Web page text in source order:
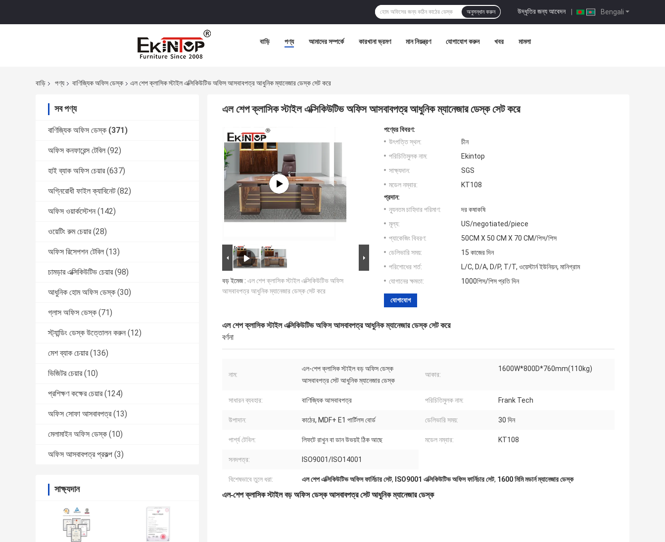
Bengali
উদ্ধৃতির জন্য আবেদন |
অনুসন্ধান করুন
বাড়ি পণ্য আমাদের সম্পর্কে কারখানা ভ্রমণ মান নিয়ন্ত্রণ যোগাযোগ করুন খবর মামলা
বাড়ি পণ্য বাণিজ্যিক অফিস ডেস্ক এল শেপ ক্লাসিক স্টাইল এক্সিকিউটিভ অফিস আসবাবপত্র আধুনিক ম্যানেজার ডেস্ক সেট করে
সব পণ্য
বাণিজ্যিক অফিস ডেস্ক (371)
অফিস কনফারেন্স টেবিল (92)
হাই ব্যাক অফিস চেয়ার (637)
অগ্নিরোধী ফাইল ক্যাবিনেট (82)
অফিস ওয়ার্কস্টেশন (142)
ওয়েটিং রুম চেয়ার (28)
অফিস রিসেপশন টেবিল (13)
চামড়ার এক্সিকিউটিভ চেয়ার (98)
আধুনিক হোম অফিস ডেস্ক (30)
গ্লাস অফিস ডেস্ক (71)
স্ট্যান্ডিং ডেস্ক উত্তোলন করুন (12)
মেশ ব্যাক চেয়ার (136)
ভিজিটর চেয়ার (10)
প্রশিক্ষণ কক্ষের চেয়ার (124)
অফিস সোফা আসবাবপত্র (13)
মেলামাইন অফিস ডেস্ক (10)
অফিস আসবাবপত্র প্রকল্প (3)
সাক্ষ্যদান
এল শেপ ক্লাসিক স্টাইল এক্সিকিউটিভ অফিস আসবাবপত্র আধুনিক ম্যানেজার ডেস্ক সেট করে
বড় ইমেজ : এল শেপ ক্লাসিক স্টাইল এক্সিকিউটিভ অফিস
আসবাবপত্র আধুনিক ম্যানেজার ডেস্ক সেট করে
পণ্যের বিবরণ:
উৎপত্তি স্থল:
চীন
পরিচিতিমুলক নাম:
Ekintop
সাক্ষ্যদান:
SGS
মডেল নম্বার:
KT108
প্রদান:
ন্যূনতম চাহিদার পরিমাণ:
দর কষাকষি
মূল্য:
US/negotiated/piece
প্যাকেজিং বিবরণ:
50CM X 50 CM X 70 CM/পিস/পিস
ডেলিভারি সময়:
15 কাজের দিন
পরিশোধের শর্ত:
L/C, D/A, D/P, T/T, ওয়েস্টার্ন ইউনিয়ন, মানিগ্রাম
যোগানের ক্ষমতা:
1000পিস/পিস প্রতি দিন
যোগাযোগ
এল শেপ ক্লাসিক স্টাইল এক্সিকিউটিভ অফিস আসবাবপত্র আধুনিক ম্যানেজার ডেস্ক সেট করে
বর্ণনা
নাম:
এল-শেপ ক্লাসিক স্টাইল বড় অফিস ডেস্ক
আসবাবপত্র সেট আধুনিক ম্যানেজার ডেস্ক
আকার:
1600W*800D*760mm(110kg)
সাধারন ব্যবহার: বাণিজ্যিক আসবাবপত্র পরিচিতিমুলক নাম: Frank Tech
উপাদান: কাঠের, MDF+ E1 পার্টিলস বোর্ড ডেলিভারি সময়: 30 দিন
পার্শ্ব টেবিল: লিফটে রাখুন বা ডান উভয়ই ঠিক আছে মডেল নম্বার: KT108
সনদপত্র: ISO9001/ISO14001
বিশেষভাবে তুলে ধরা: এল শেপ এক্সিকিউটিভ অফিস ফার্নিচার সেট, ISO9001 এক্সিকিউটিভ অফিস ফার্নিচার সেট, 1600 মিমি মডার্ন ম্যানেজার ডেস্ক
এল-শেপ ক্লাসিক স্টাইল বড় অফিস ডেস্ক আসবাবপত্র সেট আধুনিক ম্যানেজার ডেস্ক